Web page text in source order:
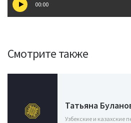
00:00
Смотрите также
Татьяна
Узбекские и казахские